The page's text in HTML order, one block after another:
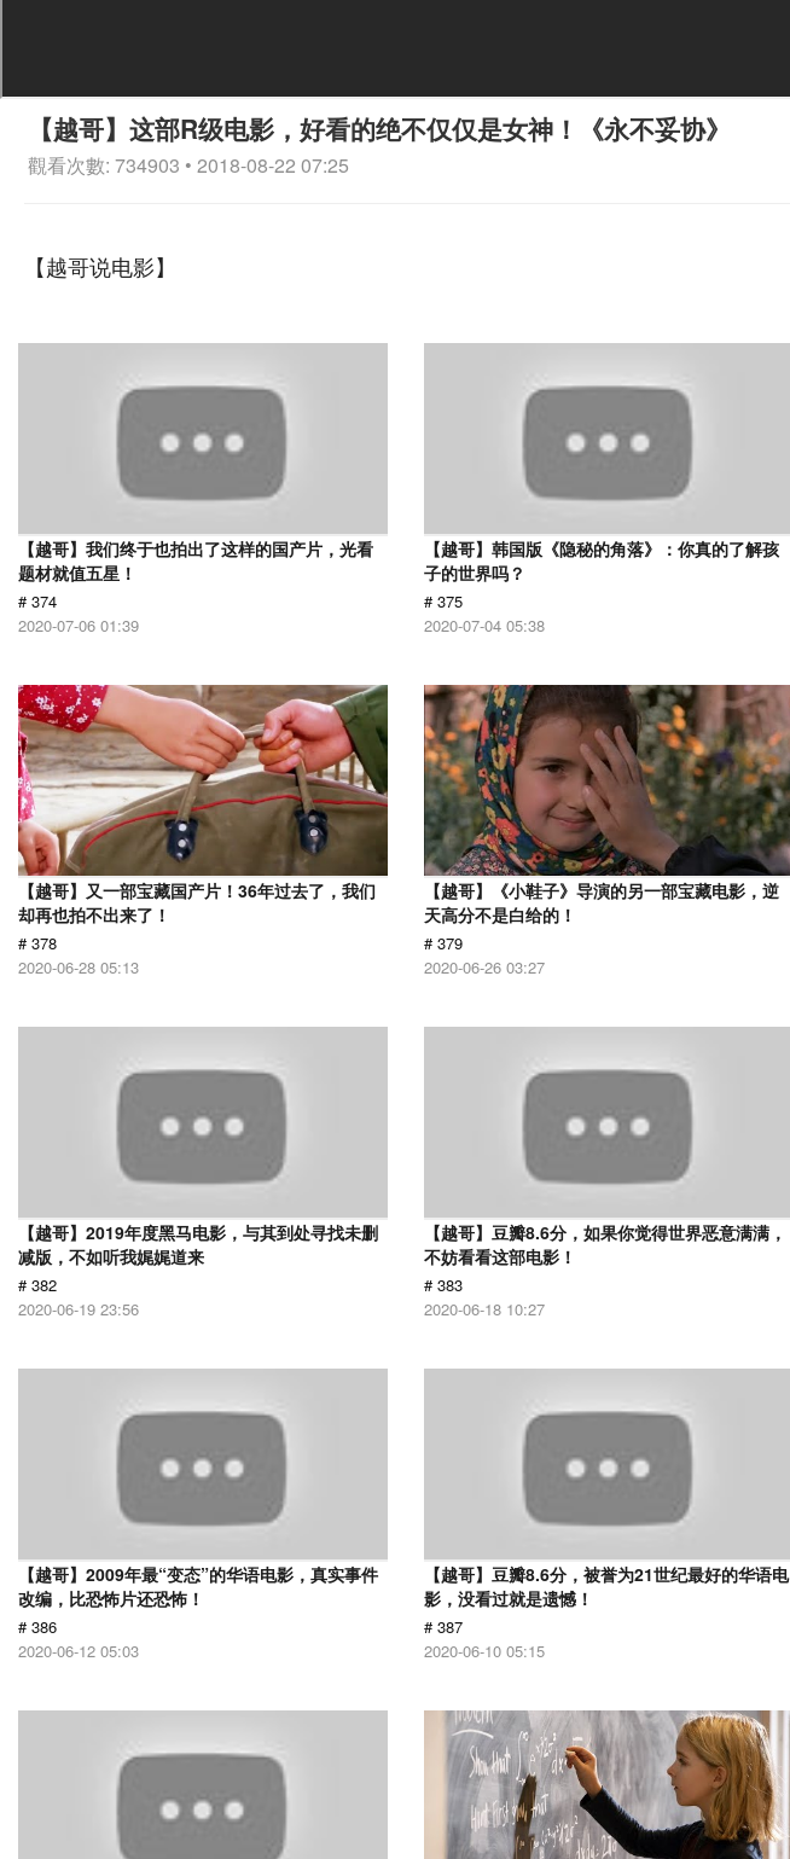
【越哥】这部R级电影，好看的绝不仅仅是女神！《永不妥协》
觀看次數: 734903 • 2018-08-22 07:25
【越哥说电影】
【越哥】我们终于也拍出了这样的国产片，光看
题材就值五星！
# 374
2020-07-06 01:39
【越哥】韩国版《隐秘的角落》：你真的了解孩
子的世界吗？
# 375
2020-07-04 05:38
【越哥】又一部宝藏国产片！36年过去了，我们
却再也拍不出来了！
# 378
2020-06-28 05:13
【越哥】《小鞋子》导演的另一部宝藏电影，逆
天高分不是白给的！
# 379
2020-06-26 03:27
【越哥】2019年度黑马电影，与其到处寻找未删
减版，不如听我娓娓道来
# 382
2020-06-19 23:56
【越哥】豆瓣8.6分，如果你觉得世界恶意满满，
不妨看看这部电影！
# 383
2020-06-18 10:27
【越哥】2009年最“变态”的华语电影，真实事件
改编，比恐怖片还恐怖！
# 386
2020-06-12 05:03
【越哥】豆瓣8.6分，被誉为21世纪最好的华语电
影，没看过就是遗憾！
# 387
2020-06-10 05:15